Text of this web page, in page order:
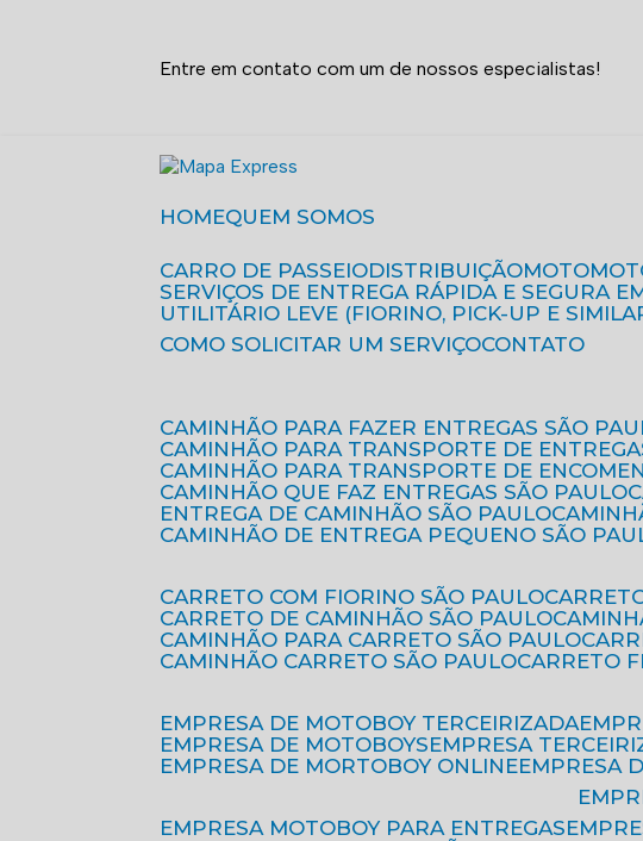
Entre em contato com um de nossos especialistas!
HOME
QUEM SOMOS
CARRO DE PASSEIO
DISTRIBUIÇÃO MOTO
SERVIÇOS DE ENTREGA RÁPIDA E SEGURA
UTILITÁRIO LEVE (FIORINO, PICK-UP E
COMO SOLICITAR UM SERVIÇO CONTATO
CAMINHÃO PARA FAZER ENTREGAS SÃO
CAMINHÃO PARA TRANSPORTE DE
CAMINHÃO PARA TRANSPORTE DE
CAMINHÃO QUE FAZ ENTREGAS SÃO PAULO
ENTREGA DE CAMINHÃO SÃO PAULO
CAMINHÃO DE ENTREGA PEQUENO SÃO
CARRETO COM FIORINO SÃO PAULO
CARRETO DE CAMINHÃO SÃO PAULO
CAMINHÃO PARA CARRETO SÃO PAULO
CAMINHÃO CARRETO SÃO PAULO
CARRETO
EMPRESA DE MOTOBOY TERCEIRIZADA
EMPRESA DE MOTOBOYS
EMPRESA
EMPRESA DE MORTOBOY ONLINE
EMPRESA
EMPRESA MOTOBOY PARA ENTREGAS